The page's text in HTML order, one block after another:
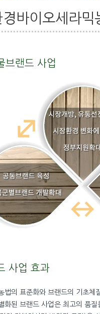
바이오세라믹
브랜드 사업
사업 효과
의 표준화와 브랜드의 기초체
된 브랜드 사업은 최고의 품질